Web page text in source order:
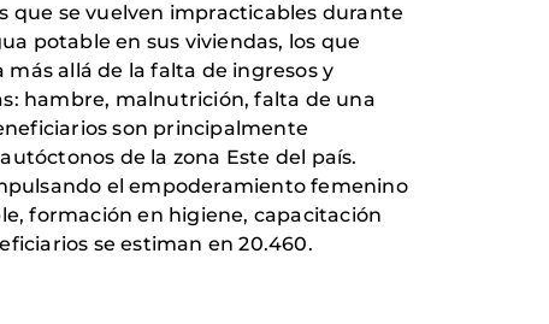
que se vuelven impracticables durante
potable en sus viviendas, los que
allá de la falta de ingresos y
hambre, malnutrición, falta de una
son principalmente
de la zona Este del país.
el empoderamiento femenino
formación en higiene, capacitación
se estiman en 20.460.